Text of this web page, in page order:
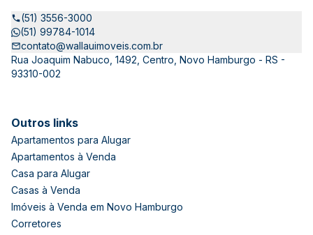
(51) 3556-3000
(51) 99784-1014
contato@wallauimoveis.com.br
Rua Joaquim Nabuco, 1492, Centro, Novo Hamburgo - RS -
93310-002
Outros links
Apartamentos para Alugar
Apartamentos à Venda
Casa para Alugar
Casas à Venda
Imóveis à Venda em Novo Hamburgo
Corretores